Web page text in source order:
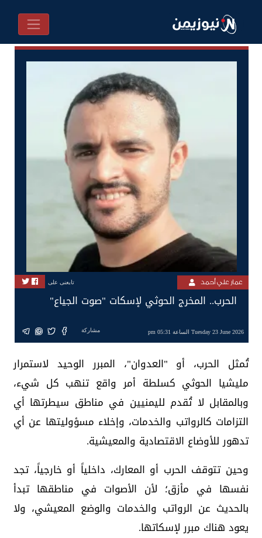
عمار علي أحمد تابعنى على
الحرب.. المخرج الحوثي لإسكات "صوت الجياع"
Tuesday 23 June 2026 الساعة 05:31 pm مشاركة
تُمثل الحرب، أو "العدوان"، المبرر الوحيد لاستمرار
مليشيا الحوثي كسلطة أمر واقع تنهب كل شيء،
وبالمقابل لا تُقدم لليمنيين في مناطق سيطرتها أي
التزامات كالرواتب والخدمات، وإخلاء مسؤوليتها عن أي
تدهور للأوضاع الاقتصادية والمعيشية.
وحين تتوقف الحرب أو المعارك، داخلياً أو خارجياً، تجد
نفسها في مأزق؛ لأن الأصوات في مناطقها تبدأ
بالحديث عن الرواتب والخدمات والوضع المعيشي، ولا
يعود هناك مبرر لإسكاتها.